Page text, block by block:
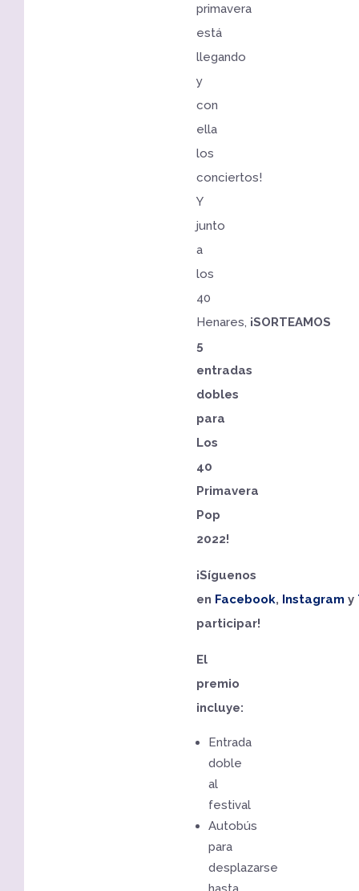
primavera
está
llegando
y
con
ella
los
conciertos!
Y
junto
a
los
40
Henares, ¡SORTEAMOS
5
entradas
dobles
para
Los
40
Primavera
Pop
2022!
¡Síguenos
en Facebook, Instagram y
participar!
El
premio
incluye:
Entrada
doble
al
festival
Autobús
para
desplazarse